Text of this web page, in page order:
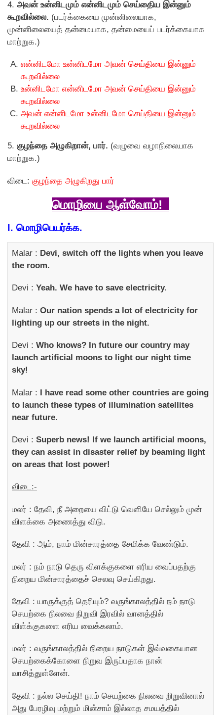
4. அவன் உன்னிடமும் என்னிடமும் செய்திைய இன்னும்
கூறவில்லை. (படர்க்கையை முன்னிலையாக,
முன்னிலையைத் தன்மையாக, தன்மையைப் படர்க்கையாக
மாற்றுக.)
என்னிடமோ உன்னிடமோ அவன் செய்தியை இன்னும்
கூறவில்லை
உன்னிடமோ என்னிடமோ அவன் செய்தியை இன்னும்
கூறவில்லை
அவன் என்னிடமோ உன்னிடமோ செய்தியை இன்னும்
கூறவில்லை
5. குழந்தை அழுகிறான், பார். (வழுவை வழாநிலையாக
மாற்றுக.)
விடை: குழந்தை அழுகிறது பார்
மொழியை ஆள்வோம்!
I. மொழிபெயர்க்க.
Malar : Devi, switch off the lights when you leave
the room.
Devi : Yeah. We have to save electricity.
Malar : Our nation spends a lot of electricity for
lighting up our streets in the night.
Devi : Who knows? In future our country may
launch artificial moons to light our night time
sky!
Malar : I have read some other countries are going
to launch these types of illumination satellites
near future.
Devi : Superb news! If we launch artificial moons,
they can assist in disaster relief by beaming light
on areas that lost power!
விடை:-
மலர் : தேவி, நீ அறையை விட்டு வெளியே செல்லும் முன்
விளக்கை அணைத்து விடு.
தேவி : ஆம், நாம் மின்சாரத்தை சேமிக்க வேண்டும்.
மலர் : நம் நாடு தெரு விளக்குகளை எரிய வைப்பதற்கு
நிறைய மின்சாரத்தைச் செலவு செய்கிறது.
தேவி : யாருக்குத் தெரியும்? வருங்காலத்தில் நம் நாடு
செயற்கை நிலவை நிறுவி இரவில் வானத்தில்
விள்க்குகளை எரிய வைக்கலாம்.
மலர் : வருங்காலத்தில் நிறைய நாடுகள் இவ்வகையான
செயற்கைக்கோளை நிறுவ இருப்பதாக நான்
வாசித்துள்ளேன்.
தேவி : நல்ல செய்தி! நாம் செயற்கை நிலவை றிறுவினால்
அது பேரழிவு மற்றும் மின்சாம் இல்லாத சமயத்தில்